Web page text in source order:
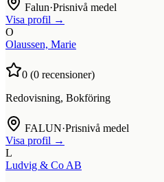
Falun·Prisnivå medel
Visa profil →
O
Olaussen, Marie
0 (0 recensioner)
Redovisning, Bokföring
FALUN·Prisnivå medel
Visa profil →
L
Ludvig & Co AB